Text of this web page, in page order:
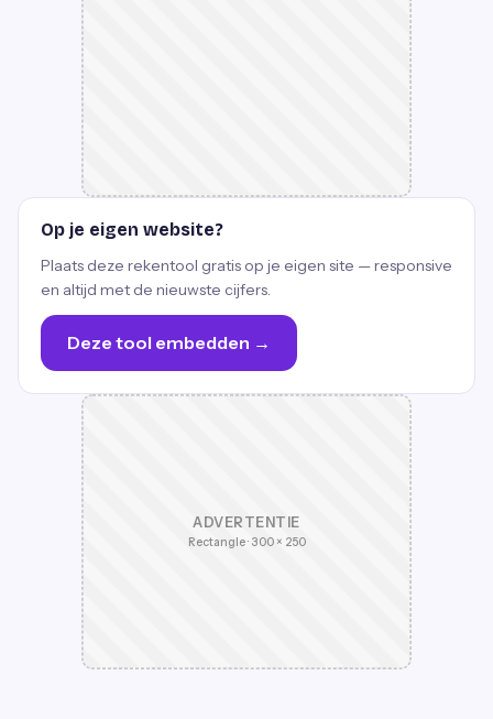
Op je eigen website?
Plaats deze rekentool gratis op je eigen site — responsive
en altijd met de nieuwste cijfers.
Deze tool embedden →
ADVERTENTIE
Rectangle · 300 × 250